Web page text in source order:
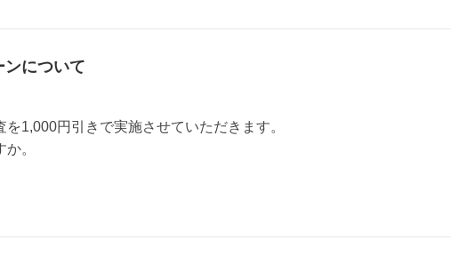
ンについて
1,000円引きで実施させていただきます。
。